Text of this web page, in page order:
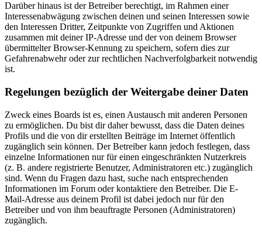
Darüber hinaus ist der Betreiber berechtigt, im Rahmen einer
Interessenabwägung zwischen deinen und seinen Interessen sowie
den Interessen Dritter, Zeitpunkte von Zugriffen und Aktionen
zusammen mit deiner IP-Adresse und der von deinem Browser
übermittelter Browser-Kennung zu speichern, sofern dies zur
Gefahrenabwehr oder zur rechtlichen Nachverfolgbarkeit notwendig
ist.
Regelungen bezüglich der Weitergabe deiner Daten
Zweck eines Boards ist es, einen Austausch mit anderen Personen
zu ermöglichen. Du bist dir daher bewusst, dass die Daten deines
Profils und die von dir erstellten Beiträge im Internet öffentlich
zugänglich sein können. Der Betreiber kann jedoch festlegen, dass
einzelne Informationen nur für einen eingeschränkten Nutzerkreis
(z. B. andere registrierte Benutzer, Administratoren etc.) zugänglich
sind. Wenn du Fragen dazu hast, suche nach entsprechenden
Informationen im Forum oder kontaktiere den Betreiber. Die E-
Mail-Adresse aus deinem Profil ist dabei jedoch nur für den
Betreiber und von ihm beauftragte Personen (Administratoren)
zugänglich.